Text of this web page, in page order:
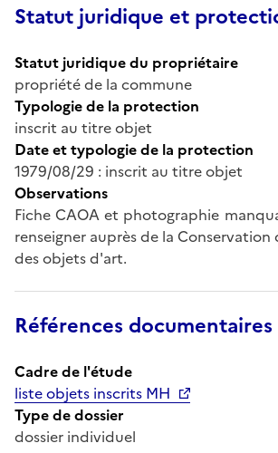
Statut juridique et
Statut juridique du propriétaire
propriété de la commune
Typologie de la protection
inscrit au titre objet
Date et typologie de la protection
1979/08/29 : inscrit au titre objet
Observations
Fiche CAOA et photographie
renseigner auprès de la
des objets d'art.
Références documentaires
Cadre de l'étude
liste objets inscrits MH
Type de dossier
dossier individuel